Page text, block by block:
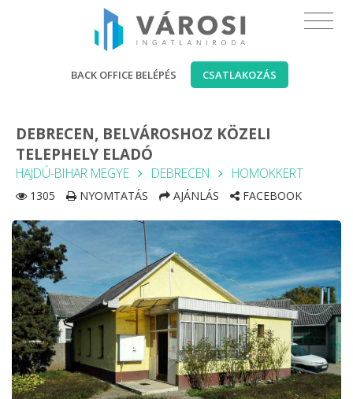
BACK OFFICE BELÉPÉS CSATLAKOZÁS
DEBRECEN, BELVÁROSHOZ KÖZELI
TELEPHELY ELADÓ
HAJDÚ-BIHAR MEGYE DEBRECEN HOMOKKERT
1305 NYOMTATÁS AJÁNLÁS FACEBOOK